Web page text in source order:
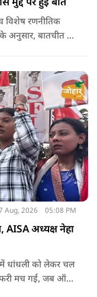
मुद्दे पर हुई बात
विशेष रणनीतिक
अनुसार, बातचीत की
Aug, 2026 05:08 PM
AISA अध्यक्ष नेहा
धांधली को लेकर चल
मच गई, जब ऑल